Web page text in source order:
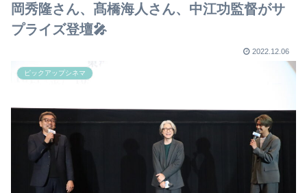
岡秀隆さん、髙橋海人さん、中江功監督がサ
プライズ登壇🎤
2022.12.06
ピックアップシネマ